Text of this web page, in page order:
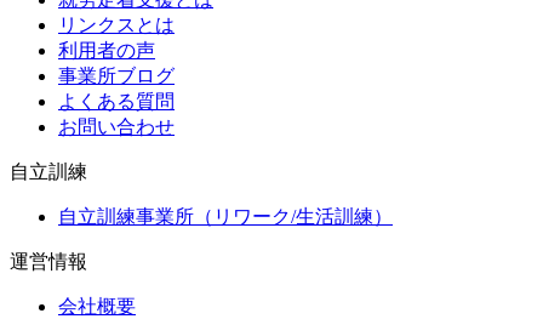
リンクスとは
利用者の声
事業所ブログ
よくある質問
お問い合わせ
自立訓練
自立訓練事業所（リワーク/生活訓練）
運営情報
会社概要